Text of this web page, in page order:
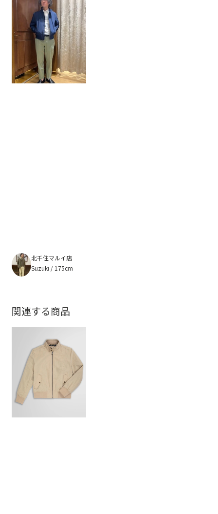
北千住マルイ店
Suzuki / 175cm
関連する商品